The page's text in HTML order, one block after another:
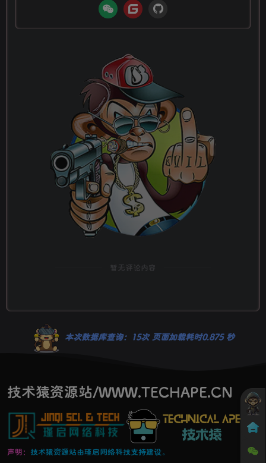
暂无评论内容
本次数据库查询：15次 页面加载耗时0.875 秒
技术猿资源站/WWW.TECHAPE.CN
声明： 技术猿资源站由瑾启网络科技支持建设。